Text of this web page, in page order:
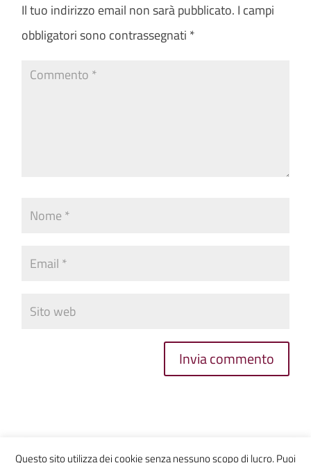
Il tuo indirizzo email non sarà pubblicato. I campi
obbligatori sono contrassegnati *
Invia commento
Questo sito utilizza dei cookie senza nessuno scopo di lucro. Puoi